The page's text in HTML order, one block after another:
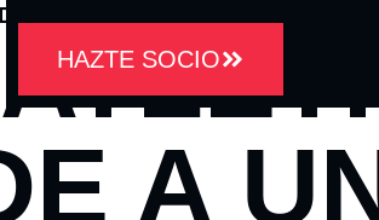
HAZTE SOCIO
A